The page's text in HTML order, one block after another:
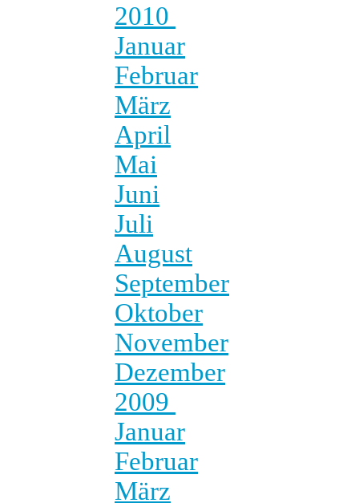
2010
Januar
Februar
März
April
Mai
Juni
Juli
August
September
Oktober
November
Dezember
2009
Januar
Februar
März